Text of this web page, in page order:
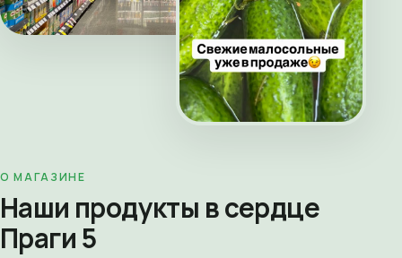
О МАГАЗИНЕ
Наши продукты в сердце
Праги 5